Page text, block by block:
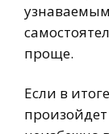
проще.
Если в